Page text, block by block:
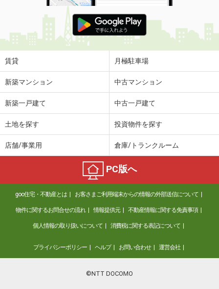
賃貸 月極駐車場
新築マンション 中古マンション
新築一戸建て 中古一戸建て
土地を探す 投資物件を探す
店舗/事業用 倉庫/トランクルーム
PC版へ
goo住宅・不動産とは お客さまご利用端末からの情報の外部送信について
物件に関するお問合せの流れ 情報提供元 不動産情報に関する免責事項
個人情報の取り扱いについて 消費税に関する表記について
プライバシーポリシー ヘルプ お問い合わせ 運営会社
©NTT DOCOMO